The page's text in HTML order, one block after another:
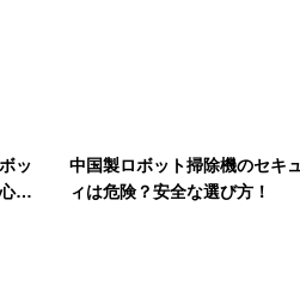
ッ
者
中国製ロボット掃除機のセキ
ィは危険？安全な選び方！